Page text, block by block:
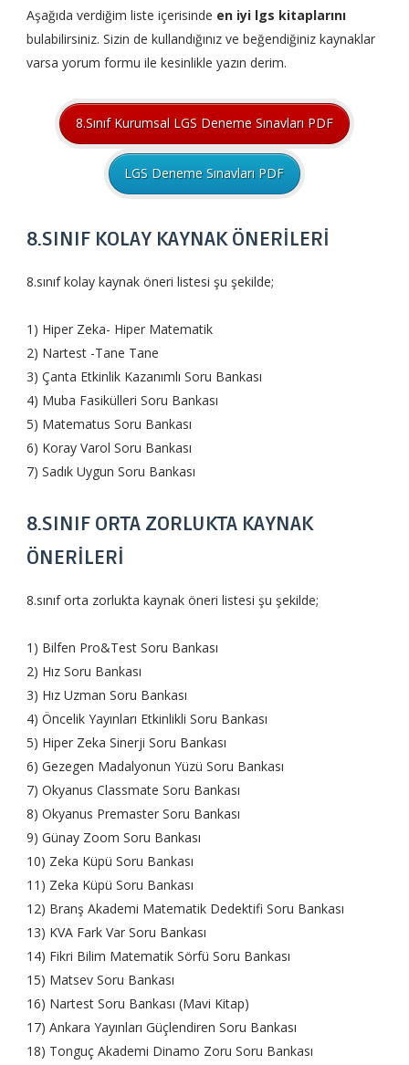
Aşağıda verdiğim liste içerisinde en iyi lgs kitaplarını
bulabilirsiniz. Sizin de kullandığınız ve beğendiğiniz kaynaklar
varsa yorum formu ile kesinlikle yazın derim.
8.Sınıf Kurumsal LGS Deneme Sınavları PDF
LGS Deneme Sınavları PDF
8.SINIF KOLAY KAYNAK ÖNERİLERİ
8.sınıf kolay kaynak öneri listesi şu şekilde;
1) Hiper Zeka- Hiper Matematik
2) Nartest -Tane Tane
3) Çanta Etkinlik Kazanımlı Soru Bankası
4) Muba Fasikülleri Soru Bankası
5) Matematus Soru Bankası
6) Koray Varol Soru Bankası
7) Sadık Uygun Soru Bankası
8.SINIF ORTA ZORLUKTA KAYNAK
ÖNERİLERİ
8.sınıf orta zorlukta kaynak öneri listesi şu şekilde;
1) Bilfen Pro&Test Soru Bankası
2) Hız Soru Bankası
3) Hız Uzman Soru Bankası
4) Öncelik Yayınları Etkinlikli Soru Bankası
5) Hiper Zeka Sinerji Soru Bankası
6) Gezegen Madalyonun Yüzü Soru Bankası
7) Okyanus Classmate Soru Bankası
8) Okyanus Premaster Soru Bankası
9) Günay Zoom Soru Bankası
10) Zeka Küpü Soru Bankası
11) Zeka Küpü Soru Bankası
12) Branş Akademi Matematik Dedektifi Soru Bankası
13) KVA Fark Var Soru Bankası
14) Fikri Bilim Matematik Sörfü Soru Bankası
15) Matsev Soru Bankası
16) Nartest Soru Bankası (Mavi Kitap)
17) Ankara Yayınları Güçlendiren Soru Bankası
18) Tonguç Akademi Dinamo Zoru Soru Bankası